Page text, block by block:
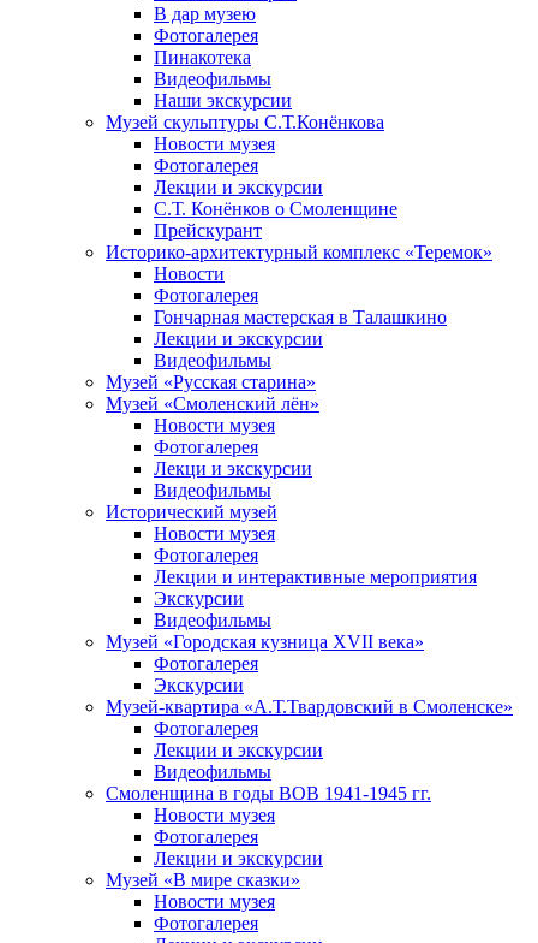
В дар музею
Фотогалерея
Пинакотека
Видеофильмы
Наши экскурсии
Музей скульптуры С.Т.Конёнкова
Новости музея
Фотогалерея
Лекции и экскурсии
С.Т. Конёнков о Смоленщине
Прейскурант
Историко-архитектурный комплекс «Теремок»
Новости
Фотогалерея
Гончарная мастерская в Талашкино
Лекции и экскурсии
Видеофильмы
Музей «Русская старина»
Музей «Смоленский лён»
Новости музея
Фотогалерея
Лекци и экскурсии
Видеофильмы
Исторический музей
Новости музея
Фотогалерея
Лекции и интерактивные мероприятия
Экскурсии
Видеофильмы
Музей «Городская кузница XVII века»
Фотогалерея
Экскурсии
Музей-квартира «А.Т.Твардовский в Смоленске»
Фотогалерея
Лекции и экскурсии
Видеофильмы
Смоленщина в годы ВОВ 1941-1945 гг.
Новости музея
Фотогалерея
Лекции и экскурсии
Музей «В мире сказки»
Новости музея
Фотогалерея